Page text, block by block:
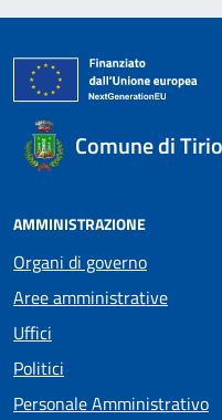
Comune di
AMMINISTRAZIONE
Organi di governo
Aree amministrative
Uffici
Politici
Personale Amministrativo